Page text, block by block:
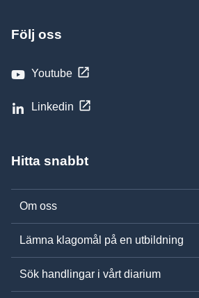
Följ oss
Youtube
Linkedin
Hitta snabbt
Om oss
Lämna klagomål på en utbildning
Sök handlingar i vårt diarium